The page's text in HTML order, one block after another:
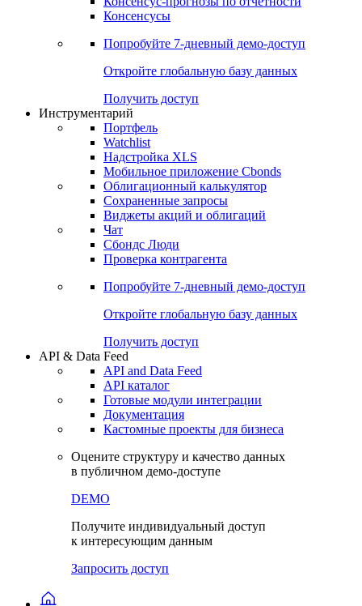
Портфели индексов Cbonds
Прогнозы
Консенсусы
Попробуйте7-дневный
Откройте глобальную базу данных
Получить доступ
Инструментарий
Портфель
Watchlist
Надстройка XLS
Мобильное приложение Cbonds
Облигационный калькулятор
Сохраненные запросы
Чат
Проверка контрагента
Попробуйте7-дневный
Откройте глобальную базу данных
Получить доступ
API & Data Feed
API and Data Feed
Готовые модули интеграции
Документация
в публичном демо-доступе